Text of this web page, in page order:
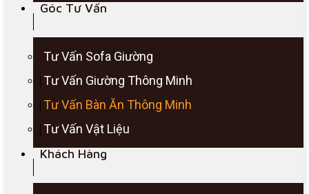
Góc Tư Vấn
Tư Vấn Sofa Giường
Tư Vấn Giường Thông Minh
Tư Vấn Bàn Ăn Thông Minh
Tư Vấn Vật Liệu
Khách Hàng